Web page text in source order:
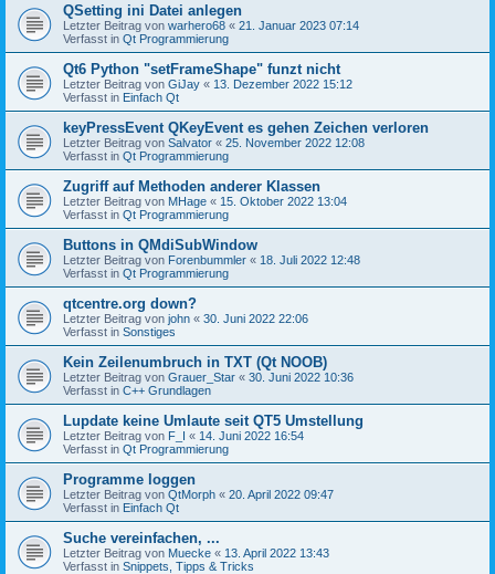
QSetting ini Datei anlegen
Letzter Beitrag von warhero68 « 21. Januar 2023 07:14
Verfasst in Qt Programmierung
Qt6 Python "setFrameShape" funzt nicht
Letzter Beitrag von GiJay « 13. Dezember 2022 15:12
Verfasst in Einfach Qt
keyPressEvent QKeyEvent es gehen Zeichen verloren
Letzter Beitrag von Salvator « 25. November 2022 12:08
Verfasst in Qt Programmierung
Zugriff auf Methoden anderer Klassen
Letzter Beitrag von MHage « 15. Oktober 2022 13:04
Verfasst in Qt Programmierung
Buttons in QMdiSubWindow
Letzter Beitrag von Forenbummler « 18. Juli 2022 12:48
Verfasst in Qt Programmierung
qtcentre.org down?
Letzter Beitrag von john « 30. Juni 2022 22:06
Verfasst in Sonstiges
Kein Zeilenumbruch in TXT (Qt NOOB)
Letzter Beitrag von Grauer_Star « 30. Juni 2022 10:36
Verfasst in C++ Grundlagen
Lupdate keine Umlaute seit QT5 Umstellung
Letzter Beitrag von F_I « 14. Juni 2022 16:54
Verfasst in Qt Programmierung
Programme loggen
Letzter Beitrag von QtMorph « 20. April 2022 09:47
Verfasst in Einfach Qt
Suche vereinfachen, ...
Letzter Beitrag von Muecke « 13. April 2022 13:43
Verfasst in Snippets, Tipps & Tricks